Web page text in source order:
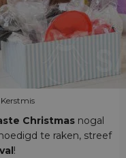
Christmas nogal
te raken, streef
!